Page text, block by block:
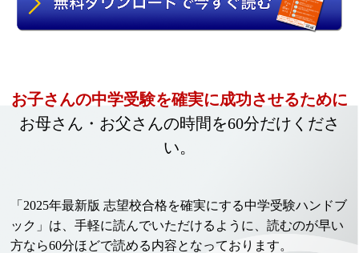
お子さんの中学受験を確実に成功させるために
お母さん・お父さんの時間を60分だけくださ
い。
「2025年最新版 志望校合格を確実にする中学受験ハンドブ
ック」は、手軽に読んでいただけるように、読むのが早い
方なら60分ほどで読める内容となっております。